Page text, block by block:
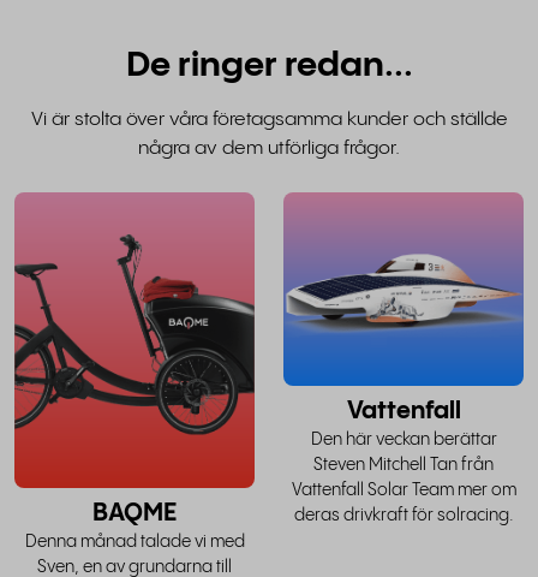
De ringer redan...
Vi är stolta över våra företagsamma kunder och ställde
några av dem utförliga frågor.
BAQME
Denna månad talade vi med
Sven, en av grundarna till
Vattenfall
Den här veckan berättar
Steven Mitchell Tan från
Vattenfall Solar Team mer om
deras drivkraft för solracing.